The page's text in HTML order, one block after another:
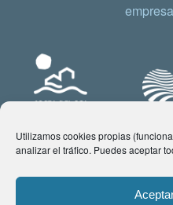
Utilizamos cookies propias
analizar el tráfico. Puedes aceptar
empresa